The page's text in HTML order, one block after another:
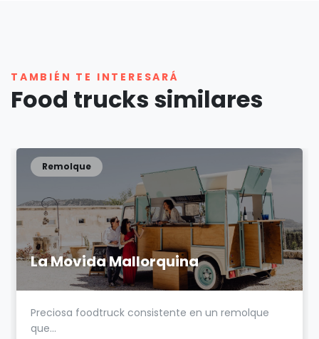
TAMBIÉN TE INTERESARÁ
Food trucks similares
La Movida Mallorquina
Remolque
Preciosa foodtruck consistente en un remolque
que...